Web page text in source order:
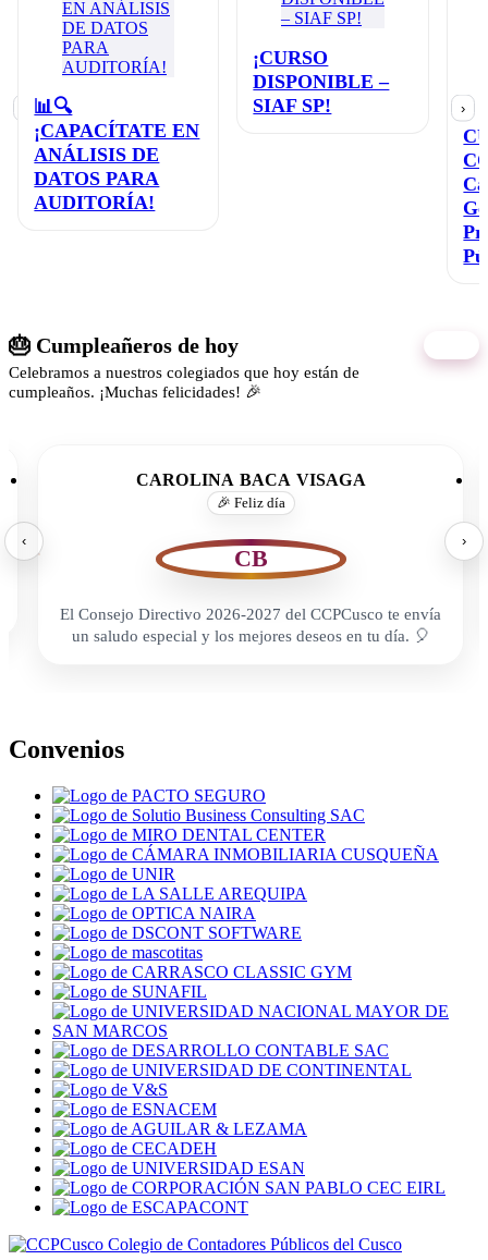
📊🔍
¡CAPACÍTATE EN
ANÁLISIS DE
DATOS PARA
AUDITORÍA!
¡CURSO
DISPONIBLE –
SIAF SP!
›
🎂 Cumpleañeros de hoy
Celebramos a nuestros colegiados que hoy están de
cumpleaños. ¡Muchas felicidades! 🎉
‹
CAROLINA BACA VISAGA
🎉 Feliz día
CB
El Consejo Directivo 2026-2027 del CCPCusco te envía
un saludo especial y los mejores deseos en tu día. 🎈
›
Convenios
Colegio de Contadores Públicos del Cusco